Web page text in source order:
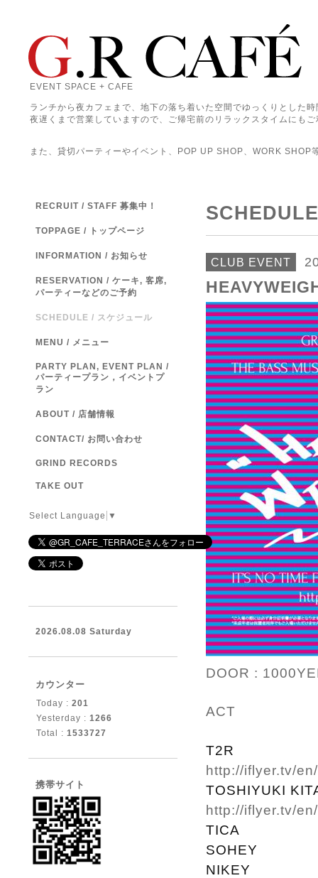
EVENT SPACE + CAFE
ランチから夜カフェまで、地下の落ち着いた空間でゆっくりとした
夜遅くまで営業していますので、ご帰宅前のリラックスタイムにも
また、貸切パーティーやイベント、POP UP SHOP、WORK SHOP
CLUB EVENT
DOOR :
ACT
T2R
http://iflyer.tv/
TOSHIYUKI
http://iflyer.tv/
TICA
SOHEY
NIKEY
RECRUIT / STAFF 募集中！
TOPPAGE / トップページ
INFORMATION / お知らせ
RESERVATION / ケーキ, 客席,
パーティーなどのご予約
SCHEDULE / スケジュール
MENU / メニュー
PARTY PLAN, EVENT PLAN /
パーティープラン，イベントプ
ラン
ABOUT / 店舗情報
CONTACT/ お問い合わせ
GRIND RECORDS
TAKE OUT
Select Language ▼
2026.08.08 Saturday
カウンター
Today : 201
Yesterday : 1266
Total : 1533727
携帯サイト